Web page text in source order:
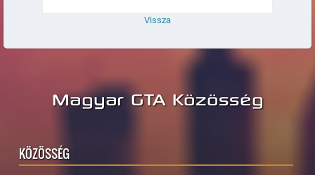
Vissza
Magyar GTA Közösség
KÖZÖSSÉG